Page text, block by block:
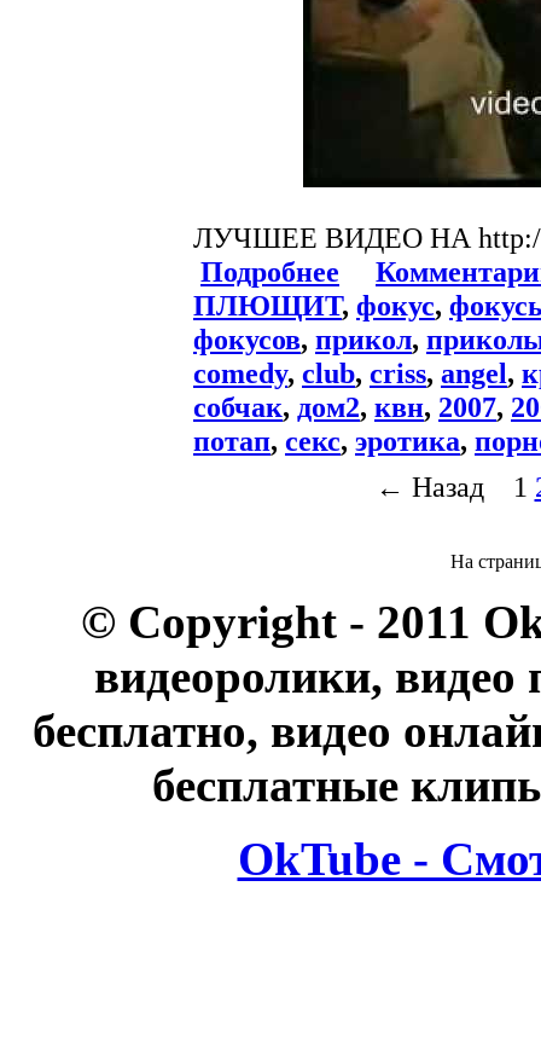
ЛУЧШЕЕ ВИДЕО НА http://
Подробнее
ПЛЮЩИТ, фокус,
фокусов, прикол,
comedy, club, criss, angel,
собчак, дом2, квн, 2007,
потап, секс, эротика,
← Назад
1
На
© Copyright - 2011
видеоролики, видео
бесплатно, видео
бесплатные
OkTube -